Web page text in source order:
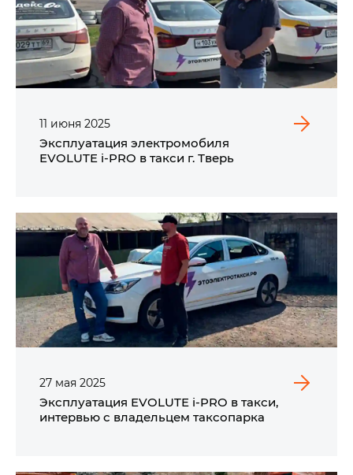
11 июня 2025
Эксплуатация электромобиля
EVOLUTE i‑PRO в такси г. Тверь
27 мая 2025
Эксплуатация EVOLUTE i‑PRO в такси,
интервью с владельцем таксопарка